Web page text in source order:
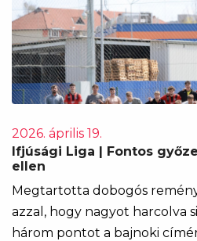
2026. április 19.
Ifjúsági Liga | Fontos
ellen
Megtartotta dobogós
azzal, hogy nagyot harcolva
három pontot a bajnoki